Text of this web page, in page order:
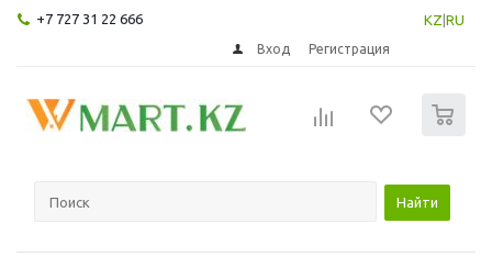
+7 727 31 22 666 KZ RU
Вход Регистрация
Найти